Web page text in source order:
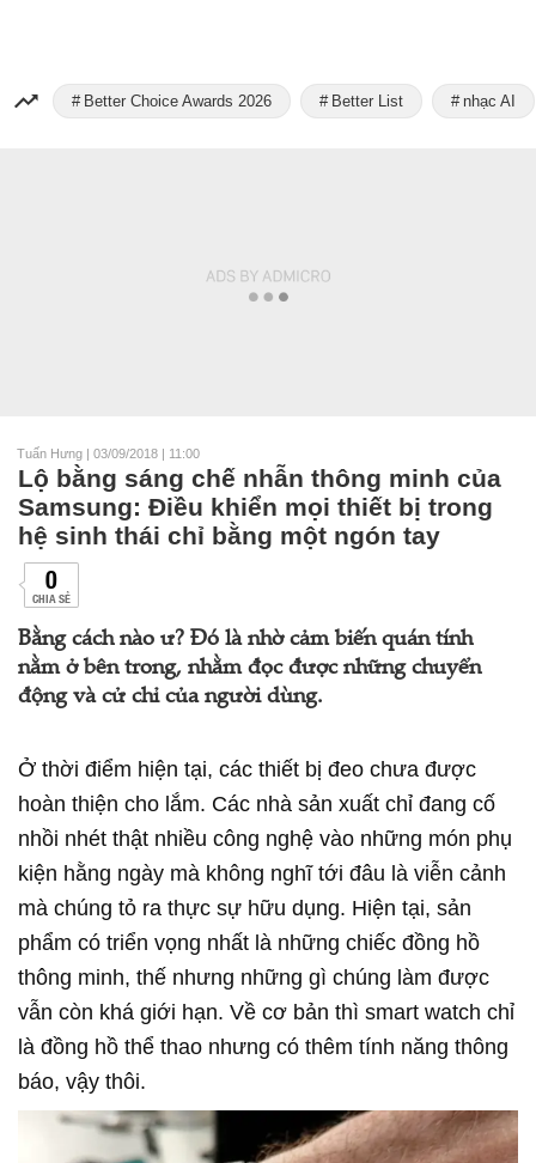
Better Choice Awards 2026 Better List nhạc AI
Tuấn Hưng | 03/09/2018 | 11:00
Lộ bằng sáng chế nhẫn thông minh của
Samsung: Điều khiển mọi thiết bị trong
hệ sinh thái chỉ bằng một ngón tay
0
CHIA SẺ
Bằng cách nào ư? Đó là nhờ cảm biến quán tính
nằm ở bên trong, nhằm đọc được những chuyển
động và cử chỉ của người dùng.
Ở thời điểm hiện tại, các thiết bị đeo chưa được
hoàn thiện cho lắm. Các nhà sản xuất chỉ đang cố
nhồi nhét thật nhiều công nghệ vào những món phụ
kiện hằng ngày mà không nghĩ tới đâu là viễn cảnh
mà chúng tỏ ra thực sự hữu dụng. Hiện tại, sản
phẩm có triển vọng nhất là những chiếc đồng hồ
thông minh, thế nhưng những gì chúng làm được
vẫn còn khá giới hạn. Về cơ bản thì smart watch chỉ
là đồng hồ thể thao nhưng có thêm tính năng thông
báo, vậy thôi.